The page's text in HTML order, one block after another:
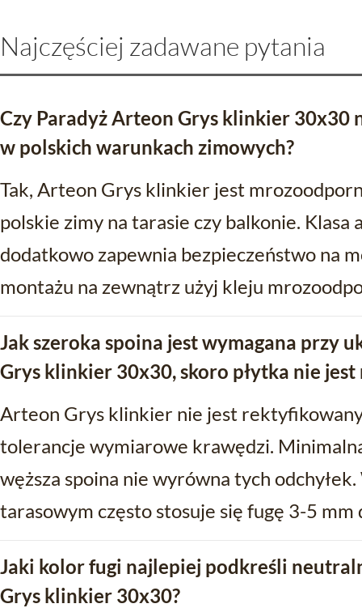
Najczęściej zadawane pytania
Czy Paradyż Arteon Grys klinkier 30x30
w polskich warunkach zimowych?
Tak, Arteon Grys klinkier jest
polskie zimy na tarasie czy balkonie. Klasa
dodatkowo zapewnia bezpieczeństwo na
montażu na zewnątrz użyj kleju
Jak szeroka spoina jest wymagana przy
Grys klinkier 30x30, skoro płytka nie
Arteon Grys klinkier nie jest
tolerancje wymiarowe krawędzi.
węższa spoina nie wyrówna tych
tarasowym często stosuje się fugę 3-5 mm
Jaki kolor fugi najlepiej podkreśli
Grys klinkier 30x30?